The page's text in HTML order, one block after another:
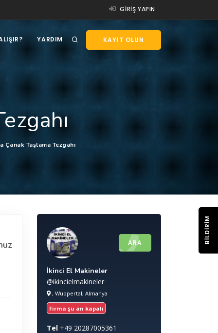
GIRIŞ YAPIN
KAYIT OLUN
YARDIM
Çanak Taşlama Tezgahı
ARA
İkinci El Makineler
@ikincielmakineler
, Wuppertal, Almanya
Firma şu an kapalı
Tel +49 20287005361
BILDIRIM